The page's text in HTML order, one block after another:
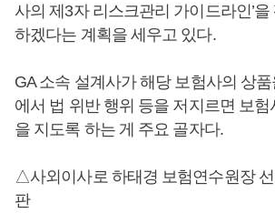
사의 제3자 리스크관리 가이드라인’
하겠다는 계획을 세우고 있다.
GA 소속 설계사가 해당 보험사의 상
에서 법 위반 행위 등을 저지르면 보
을 지도록 하는 게 주요 골자다.
△사외이사로 하태경 보험연수원장
판